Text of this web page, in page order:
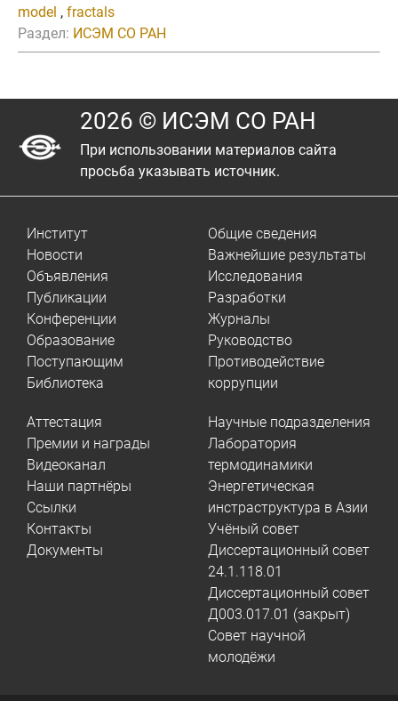
model , fractals
Раздел: ИСЭМ СО РАН
2026 © ИСЭМ СО РАН
При использовании материалов сайта
просьба указывать источник.
Институт
Новости
Объявления
Публикации
Конференции
Образование
Поступающим
Библиотека
Общие сведения
Важнейшие результаты
Исследования
Разработки
Журналы
Руководство
Противодействие
коррупции
Аттестация
Премии и награды
Видеоканал
Наши партнёры
Ссылки
Контакты
Документы
Научные подразделения
Лаборатория
термодинамики
Энергетическая
инстраструктура в Азии
Учёный совет
Диссертационный совет
24.1.118.01
Диссертационный совет
Д003.017.01 (закрыт)
Совет научной
молодёжи